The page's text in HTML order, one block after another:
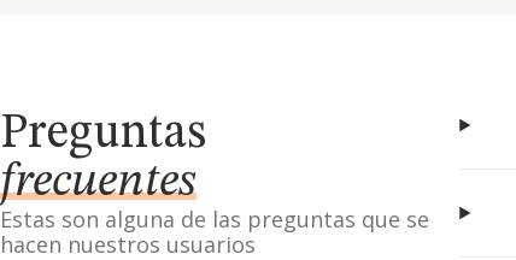
Preguntas
frecuentes
Estas son alguna de las preguntas que se
hacen nuestros usuarios